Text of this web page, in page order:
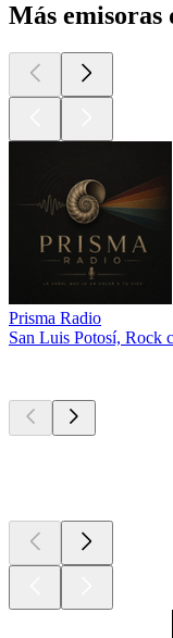
Más emisoras
Prisma Radio
San Luis Potosí, Rock